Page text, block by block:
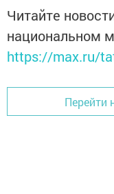
Читайте
национальном
https://max.ru/
Перейти